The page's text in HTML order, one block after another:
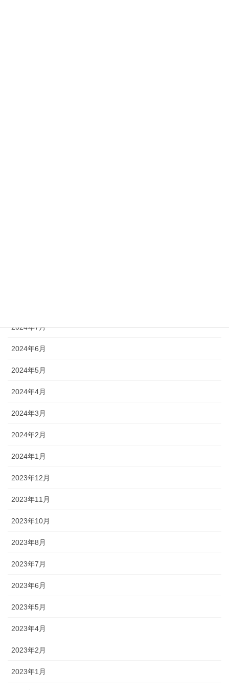
2024年7月
2024年6月
2024年5月
2024年4月
2024年3月
2024年2月
2024年1月
2023年12月
2023年11月
2023年10月
2023年8月
2023年7月
2023年6月
2023年5月
2023年4月
2023年2月
2023年1月